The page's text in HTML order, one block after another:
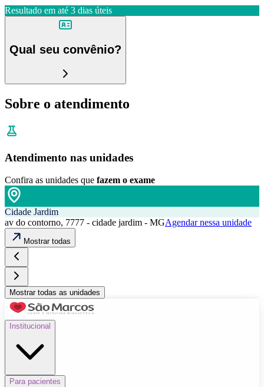
Resultado em até 3 dias úteis
Qual seu convênio?
Sobre o atendimento
Atendimento nas unidades
Confira as unidades que fazem o exame
Cidade Jardim
av do contorno, 7777 - cidade jardim - MGAgendar nessa unidade
Mostrar todas
Mostrar todas as unidades
Institucional
Para pacientes